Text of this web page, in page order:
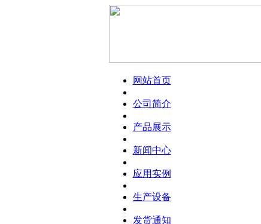
网站首页
公司简介
产品展示
新闻中心
应用实例
生产设备
发货通知